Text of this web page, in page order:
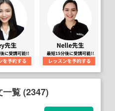
一覧 (2347)